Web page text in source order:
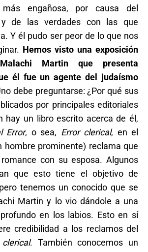
engañosa, por causa del
y de las verdades con las que
Y él pudo ser peor de lo que nos
Hemos visto una exposición
Martin que presenta
él fue un agente del judaísmo
debe preguntarse: ¿Por qué sus
por principales editoriales
hay un libro escrito acerca de él,
Error, o sea, Error clerical, en el
hombre prominente) reclama que
con su esposa. Algunos
que esto tiene el objetivo de
tenemos un conocido que se
Martin y lo vio dándole a una
en los labios. Esto en sí
credibilidad a los reclamos del
. También conocemos un